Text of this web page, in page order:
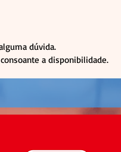
dúvida.
a disponibilidade.